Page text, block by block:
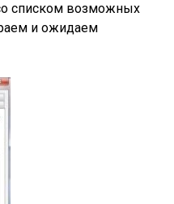
списком возможных
и ожидаем